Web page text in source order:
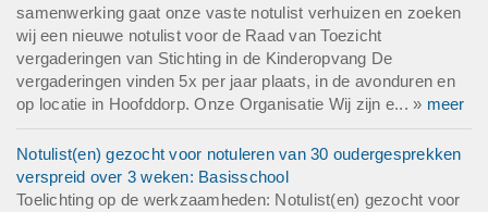
samenwerking gaat onze vaste notulist verhuizen en zoeken
wij een nieuwe notulist voor de Raad van Toezicht
vergaderingen van Stichting in de Kinderopvang De
vergaderingen vinden 5x per jaar plaats, in de avonduren en
op locatie in Hoofddorp. Onze Organisatie Wij zijn e... » meer
Notulist(en) gezocht voor notuleren van 30 oudergesprekken
verspreid over 3 weken: Basisschool
Toelichting op de werkzaamheden: Notulist(en) gezocht voor